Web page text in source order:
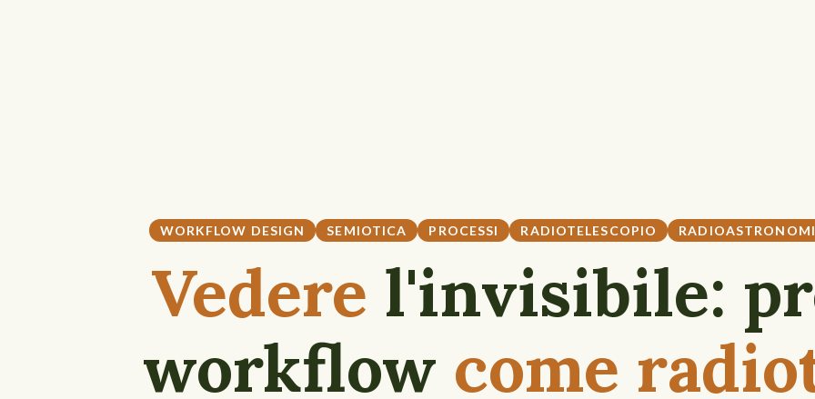
WORKFLOW DESIGN SEMIOTICA PROCESSI RADIOTELESCOPIO
Vedere l'invisibile:
workflow come